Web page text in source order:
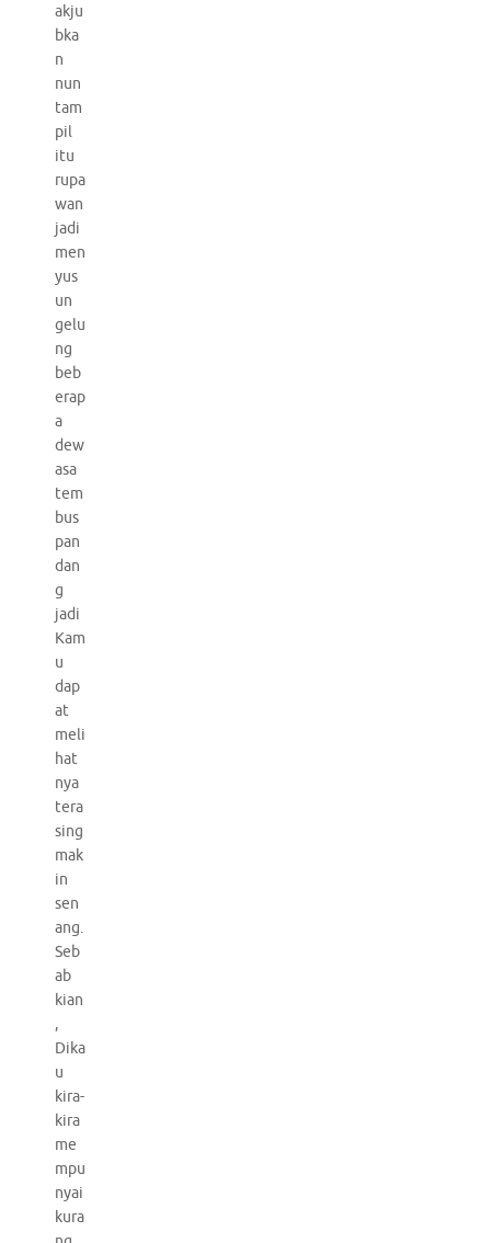
akju
bka
n
nun
tam
pil
itu
rupa
wan
jadi
men
yus
un
gelu
ng
beb
erap
a
dew
asa
tem
bus
pan
dan
g
jadi
Kam
u
dap
at
meli
hat
nya
tera
sing
mak
in
sen
ang.
Seb
ab
kian
,
Dika
u
kira-
kira
me
mpu
nyai
kura